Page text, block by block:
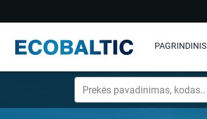
PAGRINDINIS